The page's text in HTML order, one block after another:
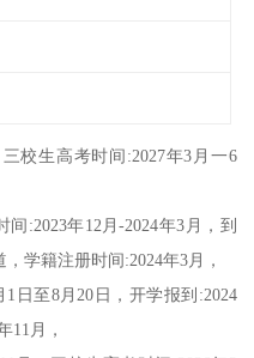
校生高考时间:2027年3月一6
:2023年12月-2024年3月，到
学籍注册时间:2024年3月，
日至8月20日，开学报到:2024
11月，